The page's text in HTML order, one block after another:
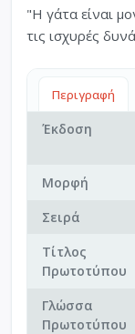
"Η γάτα είναι
τις ισχυρές
Περιγραφή
Έκδοση
Μορφή
Σειρά
Τίτλος
Πρωτοτύπου
Γλώσσα
Πρωτοτύπου